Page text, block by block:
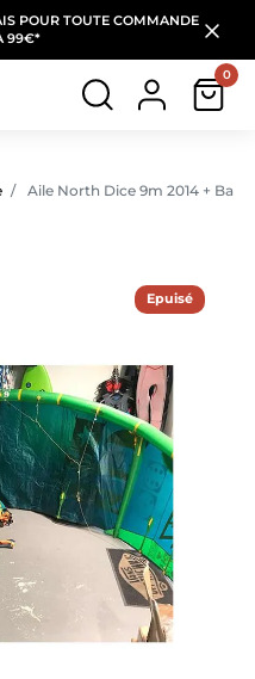
POUR TOUTE COMMANDE
99€*
0
Aile North Dice 9m 2014 + Barre
Epuisé